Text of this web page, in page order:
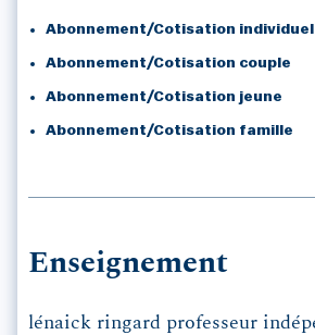
Abonnement/Cotisation individuel
Abonnement/Cotisation couple
Abonnement/Cotisation jeune
Abonnement/Cotisation famille
Enseignement
lénaick ringard professeur